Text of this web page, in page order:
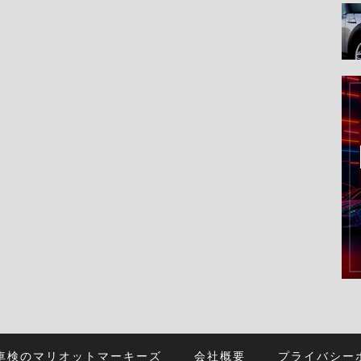
検のマリオットマーキーズ 会社概要 プライバシー